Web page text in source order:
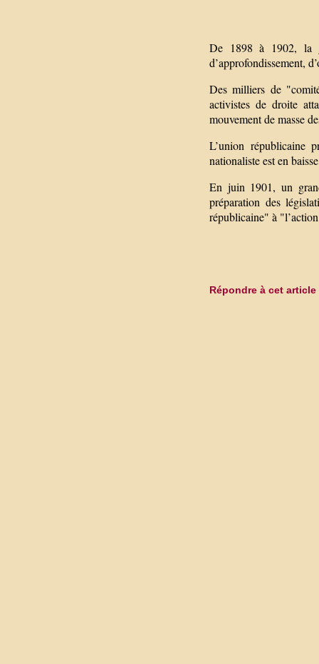
De 1898 à 1902, la
d’approfondissement,
Des milliers de
activistes de droite
mouvement de masse
L’union républicaine
nationaliste est en
En juin 1901, un
préparation des
républicaine" à
Répondre à cet article